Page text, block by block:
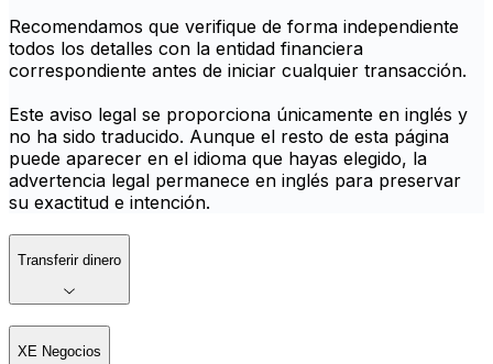
Recomendamos que verifique de forma independiente
todos los detalles con la entidad financiera
correspondiente antes de iniciar cualquier transacción.
Este aviso legal se proporciona únicamente en inglés y
no ha sido traducido. Aunque el resto de esta página
puede aparecer en el idioma que hayas elegido, la
advertencia legal permanece en inglés para preservar
su exactitud e intención.
Transferir dinero
XE Negocios